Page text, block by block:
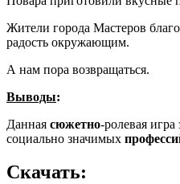
Жители города Мастеров
радость окружающим.
А нам пора возвращаться.
Выводы:
Данная сюжетно-ролевая игра
социально значимых
Скачать: